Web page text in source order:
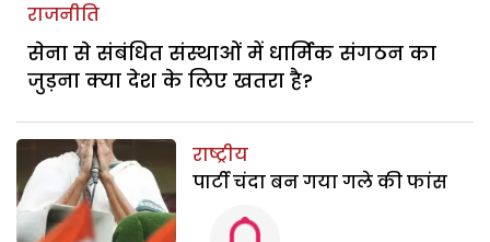
राजनीति
सेना से संबंधित संस्थाओं में धार्मिक संगठन का
जुड़ना क्या देश के लिए खतरा है?
राष्ट्रीय
पार्टी चंदा बन गया गले की फांस